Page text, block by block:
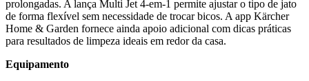
prolongadas. A lança Multi Jet 4-em-1 permite ajustar o tipo de jato
de forma flexível sem necessidade de trocar bicos. A app Kärcher
Home & Garden fornece ainda apoio adicional com dicas práticas
para resultados de limpeza ideais em redor da casa.
Equipamento